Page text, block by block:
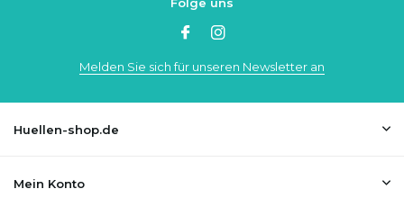
Melden Sie sich für unseren Newsletter an
Huellen-shop.de
Mein Konto